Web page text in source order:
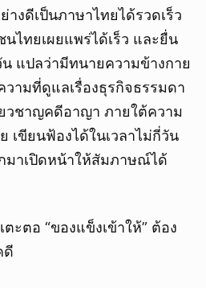
างดีเป็นภาษาไทยได้รวดเร็ว
ไทยเผยแพร่ได้เร็ว และยื่น
แปลว่ามีทนายความข้างกาย
ามที่ดูแลเรื่องธุรกิจธรรมดา
วชาญคดีอาญา ภายใต้ความ
เขียนฟ้องได้ในเวลาไม่กี่วัน
มาเปิดหน้าให้สัมภาษณ์ได้
ะตอ “ของแข็งเข้าให้” ต้อง
ดี